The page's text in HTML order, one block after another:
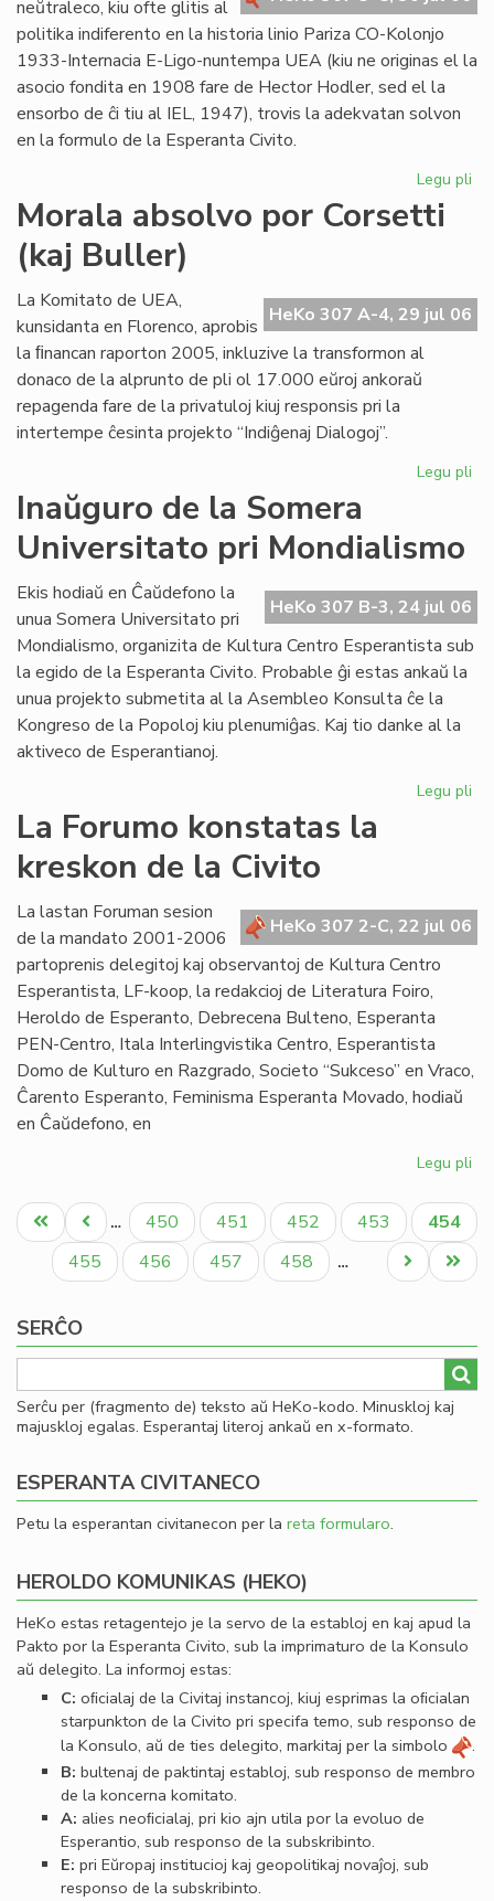
neŭtraleco, kiu ofte glitis al
politika indiferento en la historia linio Pariza CO-Kolonjo
1933-Internacia E-Ligo-nuntempa UEA (kiu ne originas el la
asocio fondita en 1908 fare de Hector Hodler, sed el la
ensorbo de ĉi tiu al IEL, 1947), trovis la adekvatan solvon
en la formulo de la Esperanta Civito.
Legu pli
la
Morala absolvo por Corsetti
(kaj Buller)
HeKo 307 A-4, 29 jul 06
La Komitato de UEA,
kunsidanta en Florenco, aprobis
la ﬁnancan raporton 2005, inkluzive la transformon al
donaco de la alprunto de pli ol 17.000 eŭroj ankoraŭ
repagenda fare de la privatuloj kiuj responsis pri la
intertempe ĉesinta projekto “Indiĝenaj Dialogoj”.
Legu pli
Inaŭguro de la Somera
Universitato pri Mondialismo
HeKo 307 B-3, 24 jul 06
Ekis hodiaŭ en Ĉaŭdefono la
unua Somera Universitato pri
Mondialismo, organizita de Kultura Centro Esperantista sub
la egido de la Esperanta Civito. Probable ĝi estas ankaŭ la
unua projekto submetita al la Asembleo Konsulta ĉe la
Kongreso de la Popoloj kiu plenumiĝas. Kaj tio danke al la
aktiveco de Esperantianoj.
Legu pli
La Forumo konstatas la
kreskon de la Civito
HeKo 307 2-C, 22 jul 06
La lastan Foruman sesion
de la mandato 2001-2006
partoprenis delegitoj kaj observantoj de Kultura Centro
Esperantista, LF-koop, la redakcioj de Literatura Foiro,
Heroldo de Esperanto, Debrecena Bulteno, Esperanta
PEN-Centro, Itala Interlingvistika Centro, Esperantista
Domo de Kulturo en Razgrado, Societo “Sukceso” en Vraco,
Ĉarento Esperanto, Feminisma Esperanta Movado, hodiaŭ
en Ĉaŭdefono, en
Legu pli
la
Pagination
Unua
paĝo
Antaŭa
paĝo
… Paĝo
450 Paĝo
451 Paĝo
452 Paĝo
453
Aktuala
paĝo
454
Paĝo
455 Paĝo
456 Paĝo
457 Paĝo
458 …
Last
page
Next
page
SERĈO
Serĉu per (fragmento de) teksto aŭ HeKo-kodo. Minuskloj kaj
majuskloj egalas. Esperantaj literoj ankaŭ en x-formato.
ESPERANTA CIVITANECO
Petu la esperantan civitanecon per la reta formularo.
HEROLDO KOMUNIKAS (HEKO)
HeKo estas retagentejo je la servo de la establoj en kaj apud la
Pakto por la Esperanta Civito, sub la imprimaturo de la Konsulo
aŭ delegito. La informoj estas:
C: oﬁcialaj de la Civitaj instancoj, kiuj esprimas la oﬁcialan
starpunkton de la Civito pri specifa temo, sub responso de
la Konsulo, aŭ de ties delegito, markitaj per la simbolo
.
B: bultenaj de paktintaj establoj, sub responso de membro
de la koncerna komitato.
A: alies neoﬁcialaj, pri kio ajn utila por la evoluo de
Esperantio, sub responso de la subskribinto.
E: pri Eŭropaj institucioj kaj geopolitikaj novaĵoj, sub
responso de la subskribinto.